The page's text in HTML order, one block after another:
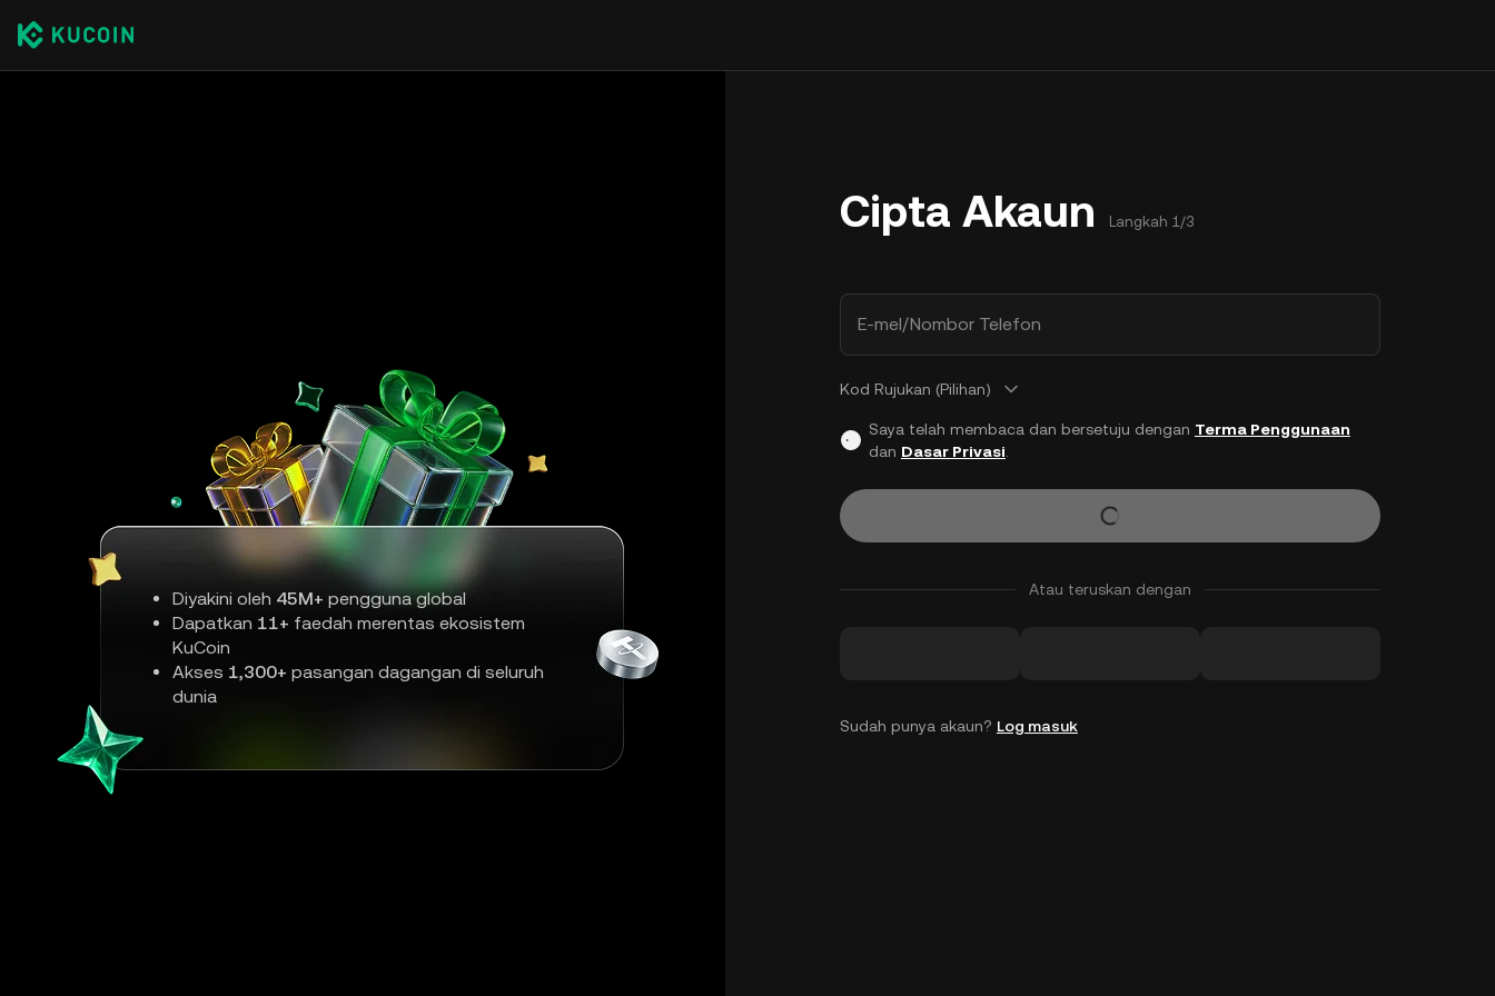
Diyakini oleh 45M+ pengguna global
Dapatkan 11+ faedah merentas ekosistem
KuCoin
Akses 1,300+ pasangan dagangan di seluruh
dunia
Cipta Akaun Langkah 1/3
E-mel/Nombor Telefon
Kod Rujukan (Pilihan)
Saya telah membaca dan bersetuju dengan Terma Penggunaan
dan Dasar Privasi
Atau teruskan dengan
Sudah punya akaun? Log masuk